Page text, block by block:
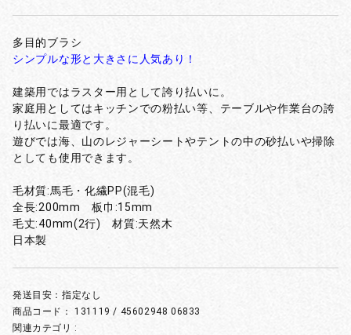
多目的ブラシ
シンプルな形と大きさに人気あり！
建築用ではラスター用として誇り払いに。
家庭用としてはキッチンでの粉払い等、テーブルや作業台の誇
り払いに最適です。
遊びでは海、山のレジャーシートやテントの中の砂払いや掃除
としても使用できます。
毛材質:馬毛・化繊PP(混毛)
全長:200mm 板巾:15mm
毛丈:40mm(2行) 材質:天然木
日本製
発送目安：指定なし
商品コード：131119 / 45602948 06833
関連カテゴリ :